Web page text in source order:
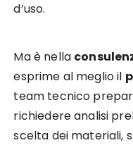
d’uso.
Ma è nella
esprime al meglio il
team tecnico
richiedere analisi
scelta dei materiali,